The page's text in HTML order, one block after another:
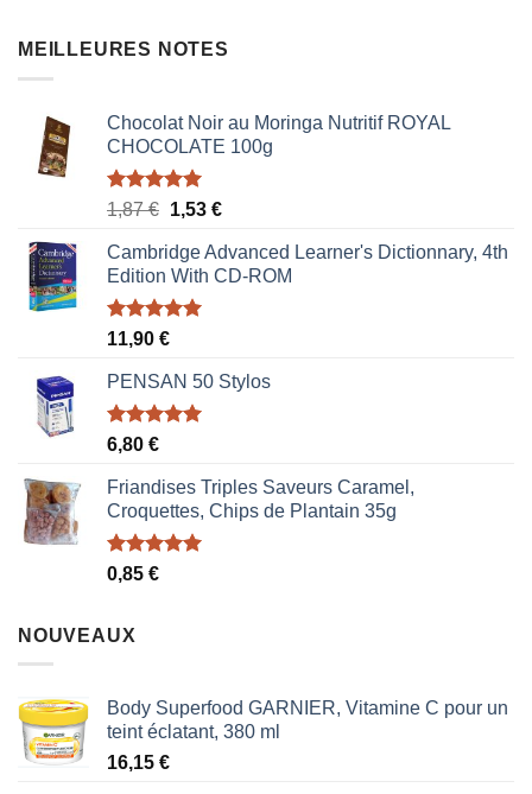
MEILLEURES NOTES
Chocolat Noir au Moringa Nutritif ROYAL
CHOCOLATE 100g
Note5.00
1,87€ Le
initial
était :
1,87 €.
1,53 €Le
actuel
est :
Cambridge Advanced Learner's Dictionnary, 4th
Edition With CD-ROM
Note5.00
11,90 €
PENSAN 50 Stylos
Note5.00
6,80 €
Friandises Triples Saveurs Caramel,
Croquettes, Chips de Plantain 35g
Note5.00
0,85 €
NOUVEAUX
Body Superfood GARNIER, Vitamine C pour un
teint éclatant, 380 ml
16,15 €